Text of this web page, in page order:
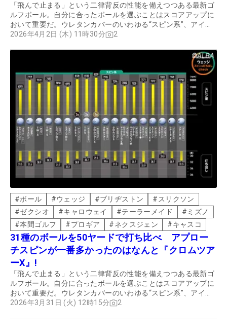
「飛んで止まる」という二律背反の性能を備えつつある最新ゴ
ルフボール。自分に合ったボールを選ぶことはスコアアップに
おいて重要だ。ウレタンカバーのいわゆる“スピン系”、アイオ
ノマーカバーの“ディスタンス系”に加え、ルール非適合の“非公
ける評価を紹介する。
2026年4月2日 (木) 11時30分 2
#ボール #ウェッジ #ブリヂストン # スリクソン
#ゼクシオ #キャロウェイ #テーラーメイド # ミズノ
#本間ゴルフ #プロギア #ネクスジェン #キャスコ
31種のボールを50ヤードで打ち比べ アプロー
チスピンが一番多かったのはなんと『クロムツア
ーX』!
「飛んで止まる」という二律背反の性能を備えつつある最新ゴ
ルフボール。自分に合ったボールを選ぶことはスコアアップに
おいて重要だ。ウレタンカバーのいわゆる“スピン系”、アイオ
ノマーカバーの“ディスタンス系”に加え、ルール非適合の“非公
2026年3月31日 (火) 12時15分 2